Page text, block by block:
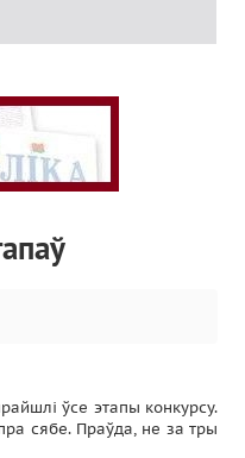
ўсе этапы конкурсу.
сябе. Праўда, не за тры